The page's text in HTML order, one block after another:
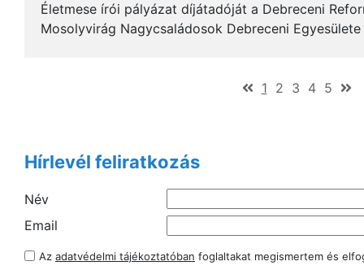
Életmese írói pályázat díjátadóját a Debreceni
Mosolyvirág Nagycsaládosok Debreceni
1(current)
2 3 4 5
Hírlevél feliratkozás
Név
Email
Az adatvédelmi tájékoztatóban foglaltakat megismertem és